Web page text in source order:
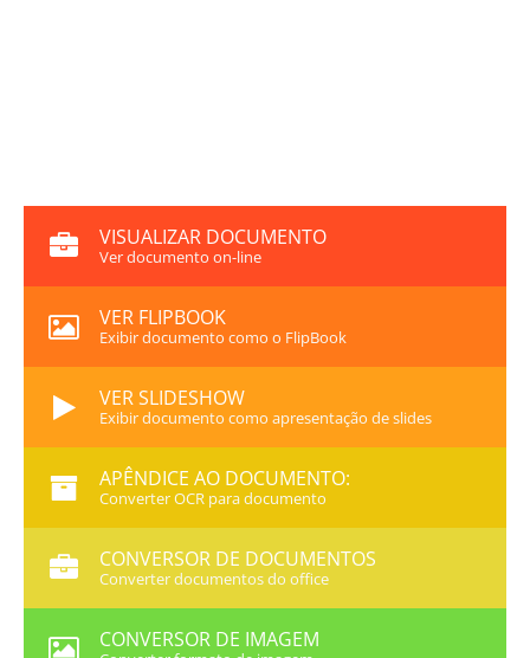
VISUALIZAR DOCUMENTO
Ver documento on-line
VER FLIPBOOK
Exibir documento como o FlipBook
VER SLIDESHOW
Exibir documento como apresentação de slides
APÊNDICE AO DOCUMENTO:
Converter OCR para documento
CONVERSOR DE DOCUMENTOS
Converter documentos do office
CONVERSOR DE IMAGEM